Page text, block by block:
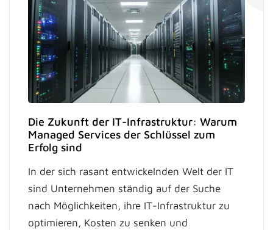
Die Zukunft der IT-Infrastruktur: Warum
Managed Services der Schlüssel zum
Erfolg sind
In der sich rasant entwickelnden Welt der IT
sind Unternehmen ständig auf der Suche
nach Möglichkeiten, ihre IT-Infrastruktur zu
optimieren, Kosten zu senken und